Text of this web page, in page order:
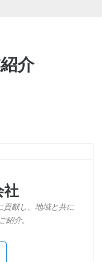
介
社
貢献し、地域と共に
紹介。